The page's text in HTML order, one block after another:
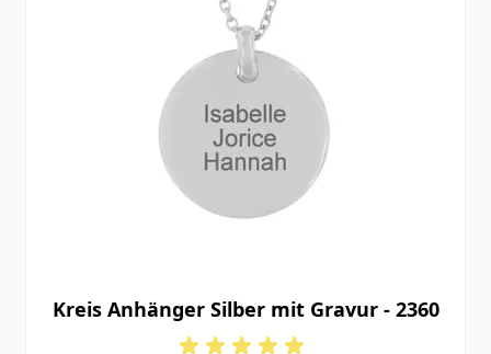
Kreis Anhänger Silber mit Gravur - 2360